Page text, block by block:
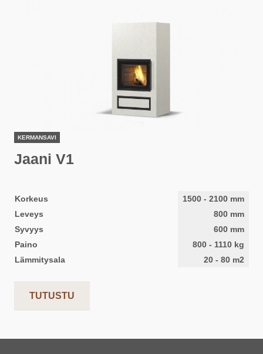
KERMANSAVI
Jaani V1
Korkeus 1500 - 2100 mm
Leveys
800 mm
Syvyys
600 mm
Paino
800 - 1110 kg
Lämmitysala
20 - 80 m2
TUTUSTU